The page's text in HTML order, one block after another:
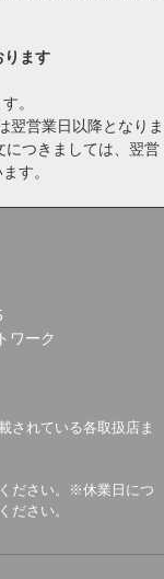
ります
。
翌営業日以降となりま
つきましては、翌営
す。
ワーク
されている各取扱店ま
ださい。※休業日につ
ださい。